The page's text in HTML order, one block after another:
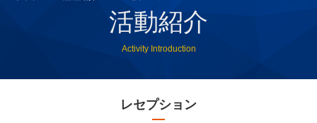
活動紹介
Activity Introduction
レセプション